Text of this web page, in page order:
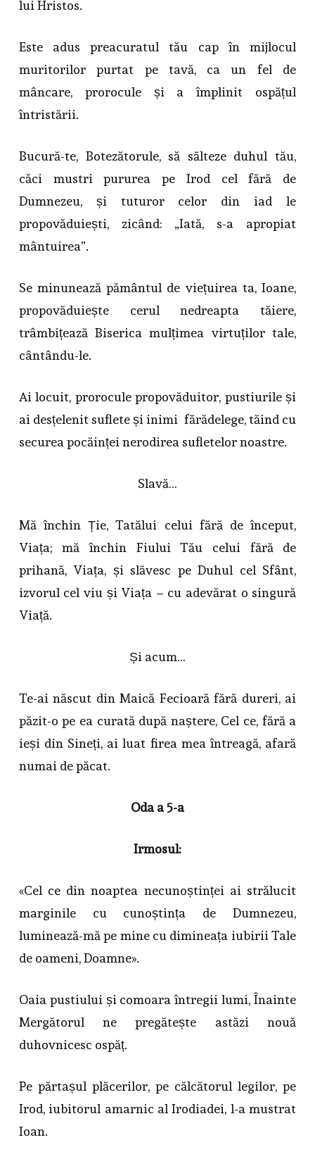
lui Hristos.
Este adus preacuratul tău cap în mijlocul
muritorilor purtat pe tavă, ca un fel de
mâncare, prorocule și a împlinit ospățul
întristării.
Bucură-te, Botezătorule, să sălteze duhul tău,
căci mustri pururea pe Irod cel fără de
Dumnezeu, și tuturor celor din iad le
propovăduiești, zicând: „Iată, s-a apropiat
mântuirea”.
Se minunează pământul de viețuirea ta, Ioane,
propovăduiește cerul nedreapta tăiere,
trâmbițează Biserica mulțimea virtuților tale,
cântându-le.
Ai locuit, prorocule propovăduitor, pustiurile și
ai desțelenit suflete și inimi fărădelege, tăind cu
securea pocăinței nerodirea sufletelor noastre.
Slavă…
Mă închin Ție, Tatălui celui fără de început,
Viața; mă închin Fiului Tău celui fără de
prihană, Viața, și slăvesc pe Duhul cel Sfânt,
izvorul cel viu și Viața – cu adevărat o singură
Viață.
Și acum…
Te-ai născut din Maică Fecioară fără dureri, ai
păzit-o pe ea curată după naștere, Cel ce, fără a
ieși din Sineți, ai luat firea mea întreagă, afară
numai de păcat.
Oda a 5-a
Irmosul:
«Cel ce din noaptea necunoștinței ai strălucit
marginile cu cunoștința de Dumnezeu,
luminează-mă pe mine cu dimineața iubirii Tale
de oameni, Doamne».
Oaia pustiului și comoara întregii lumi, Înainte
Mergătorul ne pregătește astăzi nouă
duhovnicesc ospăț.
Pe părtașul plăcerilor, pe călcătorul legilor, pe
Irod, iubitorul amarnic al Irodiadei, l-a mustrat
Ioan.